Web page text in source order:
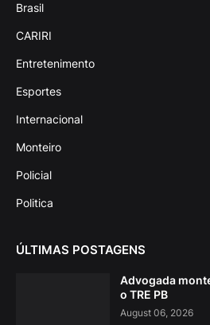
Brasil
CARIRI
Entretenimento
Esportes
Internacional
Monteiro
Policial
Politica
ÚLTIMAS POSTAGENS
Advogada
o TRE PB
August 06, 2026